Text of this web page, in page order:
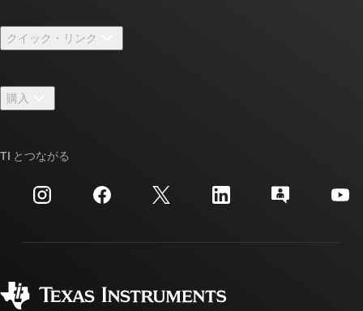
採用情報
ニュース
イベント
投資家向け情報
クイック・リンク
TI E2E™ 設計サポート・フォーラム
クロスリファレンス検索
カスタマー・サポート・センター
myTI アカウントの FAQ
購入
ご注文に関する FAQ
TI とつながる